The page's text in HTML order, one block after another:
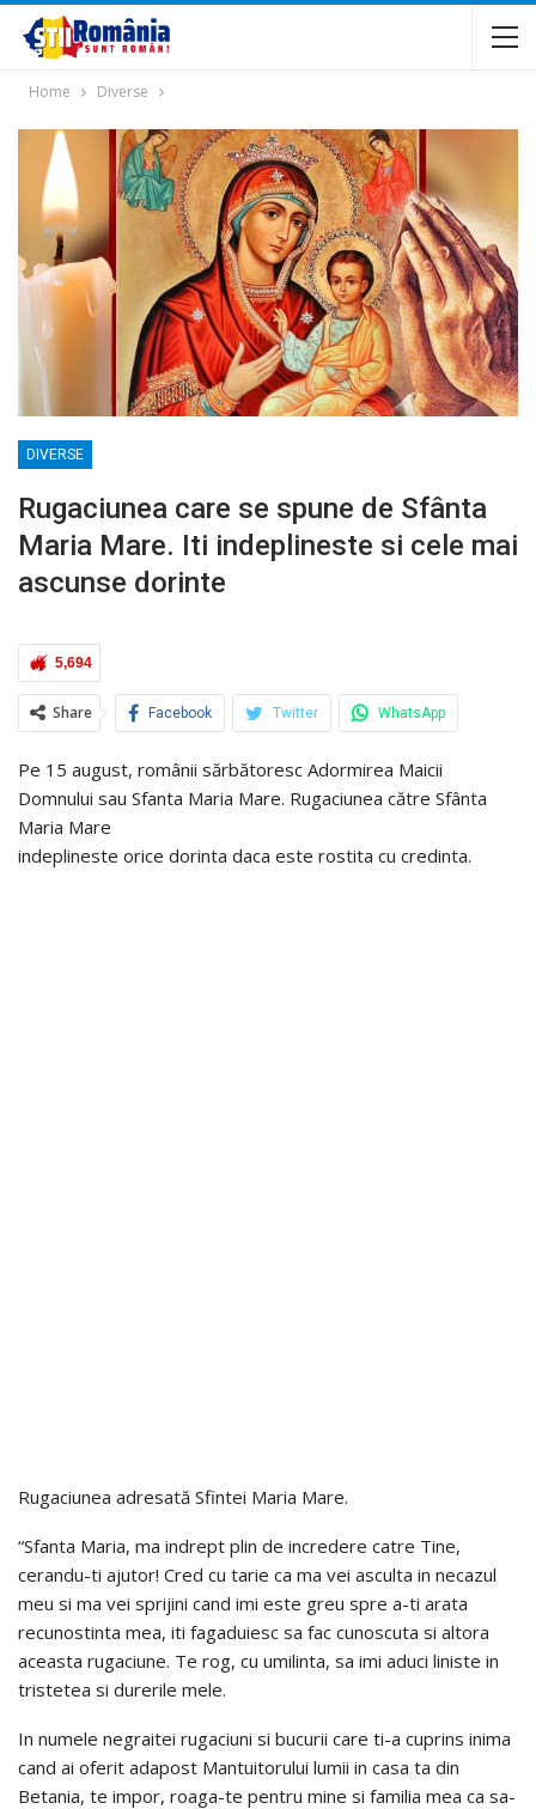
Home Diverse
DIVERSE
Rugaciunea care se spune de Sfânta
Maria Mare. Iti indeplineste si cele mai
ascunse dorinte
5,694
Share Facebook Twitter WhatsApp
Pe 15 august, românii sărbătoresc Adormirea Maicii
Domnului sau Sfanta Maria Mare. Rugaciunea către Sfânta
Maria Mare
indeplineste orice dorinta daca este rostita cu credinta.
Rugaciunea adresată Sfintei Maria Mare.
“Sfanta Maria, ma indrept plin de incredere catre Tine,
cerandu-ti ajutor! Cred cu tarie ca ma vei asculta in necazul
meu si ma vei sprijini cand imi este greu spre a-ti arata
recunostinta mea, iti fagaduiesc sa fac cunoscuta si altora
aceasta rugaciune. Te rog, cu umilinta, sa imi aduci liniste in
tristetea si durerile mele.
In numele negraitei rugaciuni si bucurii care ti-a cuprins inima
cand ai oferit adapost Mantuitorului lumii in casa ta din
Betania, te impor, roaga-te pentru mine si familia mea ca sa-